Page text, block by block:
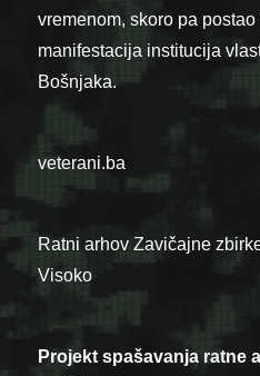
vremenom, skoro pa postao
manifestacija institucija
Bošnjaka.
veterani.ba
Ratni arhov Zavičajne
Visoko
Projekt spašavanja ratne